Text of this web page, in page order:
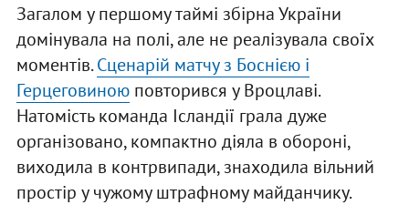
Загалом у першому таймі збірна України
домінувала на полі, але не реалізувала своїх
моментів.Сценарій матчу з Боснією і
Герцеговиноюповторився у Вроцлаві.
Натомість команда Ісландії грала дуже
організовано, компактно діяла в обороні,
виходила в контрвипади, знаходила вільний
простір у чужому штрафному майданчику.